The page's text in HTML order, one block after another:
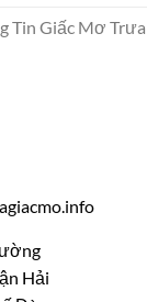
Tin Giấc Mơ Trưa
Hải